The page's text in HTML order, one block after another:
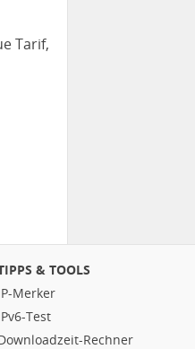
Tarif,
& TOOLS
Merker
Test
Rechner